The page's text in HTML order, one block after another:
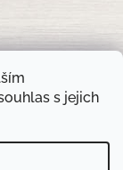
s jejich